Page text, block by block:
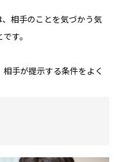
相手のことを気づかう気
す。
手が提示する条件をよく